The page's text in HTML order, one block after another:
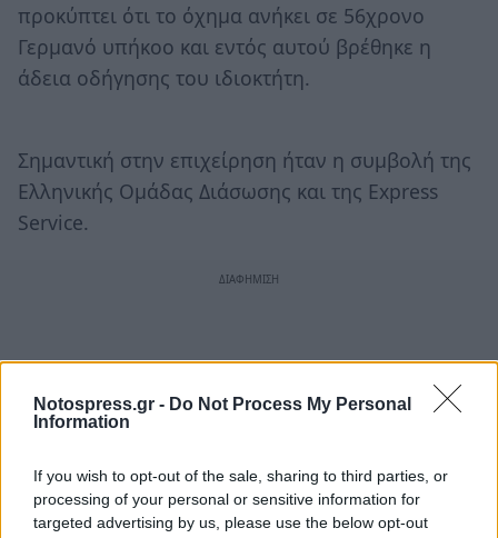
Notospress.gr - Do Not Process My Personal
Information
If you wish to opt-out of the sale, sharing to third parties, or
processing of your personal or sensitive information for
targeted advertising by us, please use the below opt-out
προκύπτει ότι το όχημα ανήκει σε 56χρονο
Γερμανό υπήκοο και εντός αυτού βρέθηκε η
άδεια οδήγησης του ιδιοκτήτη.
Σημαντική στην επιχείρηση ήταν η συμβολή της
Ελληνικής Ομάδας Διάσωσης και της Express
Service.